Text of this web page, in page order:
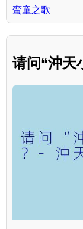
蛮童之歌
请问“沖天